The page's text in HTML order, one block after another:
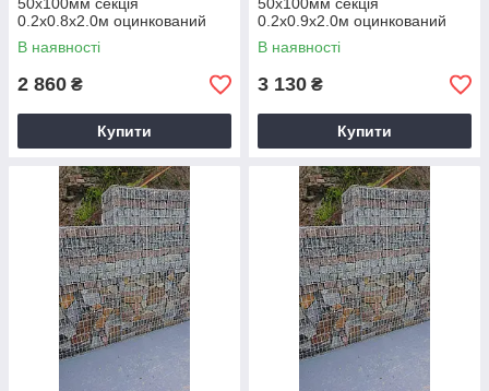
0.2х0.8х2.0м оцинкований
для огорожі
В наявності
2 860 ₴
Купити
0.2х0.9х2.0м оцинкований
для огорожі
В наявності
3 130 ₴
Купити